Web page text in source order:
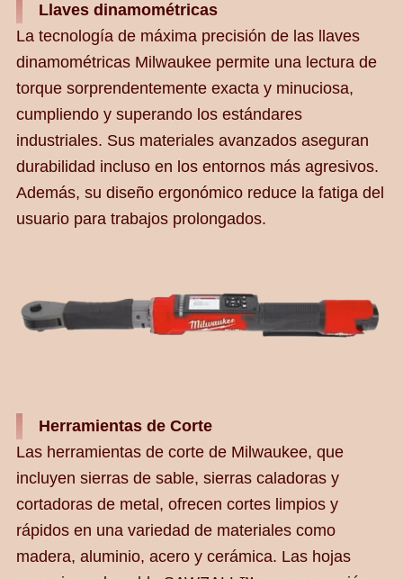
Llaves dinamométricas
La tecnología de máxima precisión de las llaves
dinamométricas Milwaukee permite una lectura de
torque sorprendentemente exacta y minuciosa,
cumpliendo y superando los estándares
industriales. Sus materiales avanzados aseguran
durabilidad incluso en los entornos más agresivos.
Además, su diseño ergonómico reduce la fatiga del
usuario para trabajos prolongados.
Herramientas de Corte
Las herramientas de corte de Milwaukee, que
incluyen sierras de sable, sierras caladoras y
cortadoras de metal, ofrecen cortes limpios y
rápidos en una variedad de materiales como
madera, aluminio, acero y cerámica. Las hojas